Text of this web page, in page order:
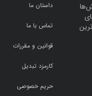
داستان ما
تماس با ما
قوانین و مقررات
کارمزد تبدیل
حریم خصوصی